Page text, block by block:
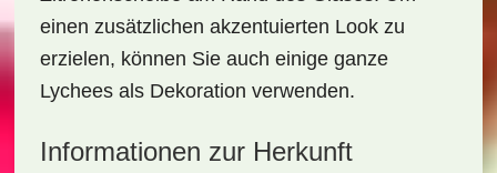
einen zusätzlichen akzentuierten Look zu
erzielen, können Sie auch einige ganze
Lychees als Dekoration verwenden.
Informationen zur Herkunft